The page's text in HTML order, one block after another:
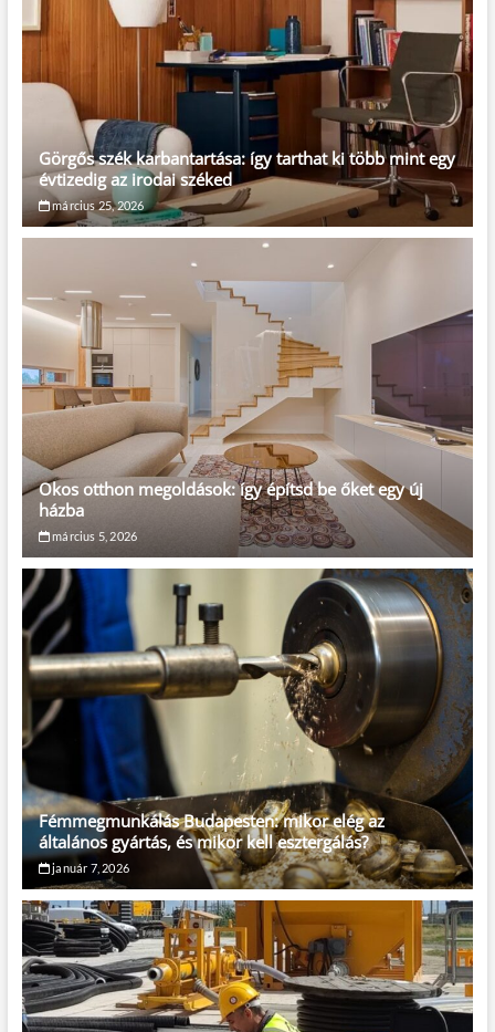
Görgős szék karbantartása: így tarthat ki több mint egy
évtizedig az irodai széked
március 25, 2026
Okos otthon megoldások: így építsd be őket egy új
házba
március 5, 2026
Fémmegmunkálás Budapesten: mikor elég az
általános gyártás, és mikor kell esztergálás?
január 7, 2026